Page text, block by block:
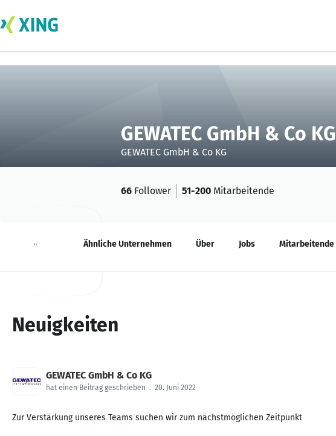
GEWATEC GmbH & Co KG
GEWATEC GmbH & Co KG
66 Follower 51-200 Mitarbeitende
Neuigkeiten Ähnliche Unternehmen Über Jobs Mitarbeitende
Neuigkeiten
GEWATEC GmbH & Co KG
hat einen Beitrag geschrieben . 20. Juni 2022
Zur Verstärkung unseres Teams suchen wir zum nächstmöglichen Zeitpunkt